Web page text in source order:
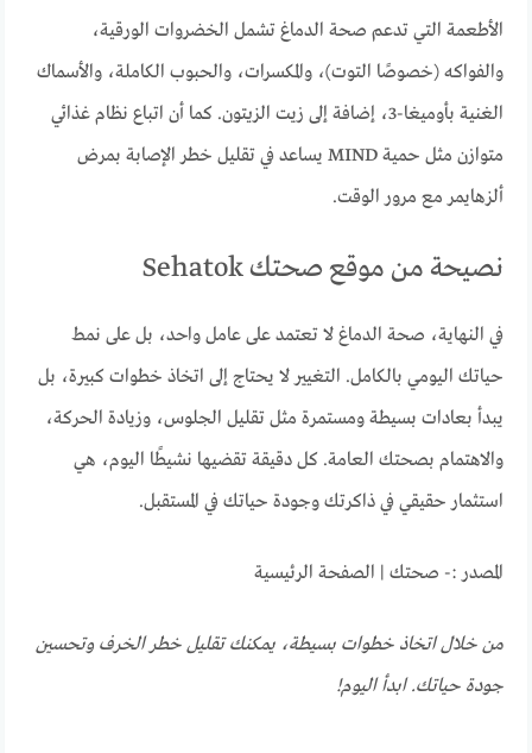
الأطعمة التي تدعم صحة الدماغ تشمل الخضروات الورقية،
والفواكه (خصوصًا التوت)، والمكسرات، والحبوب الكاملة، والأسماك
الغنية بأوميغا-3، إضافة إلى زيت الزيتون. كما أن اتباع نظام غذائي
متوازن مثل حمية MIND يساعد في تقليل خطر الإصابة بمرض
ألزهايمر مع مرور الوقت.
نصيحة من موقع صحتك Sehatok
في النهاية، صحة الدماغ لا تعتمد على عامل واحد، بل على نمط
حياتك اليومي بالكامل. التغيير لا يحتاج إلى اتخاذ خطوات كبيرة، بل
يبدأ بعادات بسيطة ومستمرة مثل تقليل الجلوس، وزيادة الحركة،
والاهتمام بصحتك العامة. كل دقيقة تقضيها نشيطًا اليوم، هي
استثمار حقيقي في ذاكرتك وجودة حياتك في المستقبل.
المصدر :- صحتك | الصفحة الرئيسية
من خلال اتخاذ خطوات بسيطة، يمكنك تقليل خطر الخرف وتحسين
جودة حياتك. ابدأ اليوم!